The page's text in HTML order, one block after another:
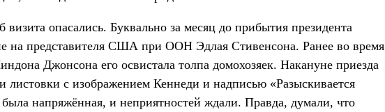
визита опасались. Буквально за месяц до прибытия президента
на представителя США при ООН Эдлая Стивенсона. Ранее во время
Джонсона его освистала толпа домохозяек. Накануне приезда
листовки с изображением Кеннеди и надписью «Разыскивается
была напряжённая, и неприятностей ждали. Правда, думали, что